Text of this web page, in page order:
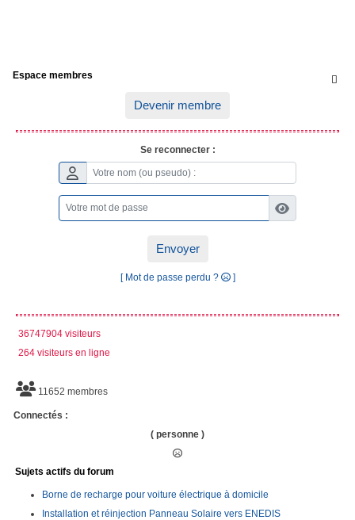

Espace membres
Devenir membre
Se reconnecter :
Envoyer
[ Mot de passe perdu ? ]
36747904 visiteurs
264 visiteurs en ligne
11652 membres
Connectés :
( personne )
Sujets actifs du forum
Borne de recharge pour voiture électrique à domicile
Installation et réinjection Panneau Solaire vers ENEDIS